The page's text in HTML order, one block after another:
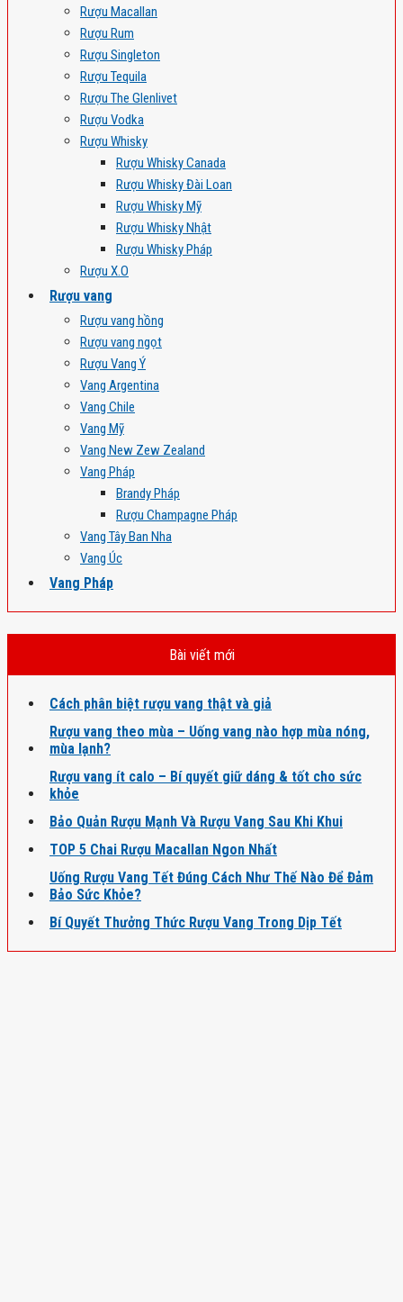
Rượu Macallan
Rượu Rum
Rượu Singleton
Rượu Tequila
Rượu The Glenlivet
Rượu Vodka
Rượu Whisky
Rượu Whisky Canada
Rượu Whisky Đài Loan
Rượu Whisky Mỹ
Rượu Whisky Nhật
Rượu Whisky Pháp
Rượu X.O
Rượu vang
Rượu vang hồng
Rượu vang ngọt
Rượu Vang Ý
Vang Argentina
Vang Chile
Vang Mỹ
Vang New Zew Zealand
Vang Pháp
Brandy Pháp
Rượu Champagne Pháp
Vang Tây Ban Nha
Vang Úc
Vang Pháp
Bài viết mới
Cách phân biệt rượu vang thật và giả
Rượu vang theo mùa – Uống vang nào hợp mùa nóng,
mùa lạnh?
Rượu vang ít calo – Bí quyết giữ dáng & tốt cho sức
khỏe
Bảo Quản Rượu Mạnh Và Rượu Vang Sau Khi Khui
TOP 5 Chai Rượu Macallan Ngon Nhất
Uống Rượu Vang Tết Đúng Cách Như Thế Nào Để Đảm
Bảo Sức Khỏe?
Bí Quyết Thưởng Thức Rượu Vang Trong Dịp Tết